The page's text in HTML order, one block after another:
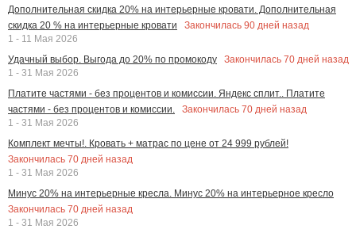
Дополнительная скидка 20% на интерьерные кровати. Дополнительная
скидка 20 % на интерьерные кровати
Закончилась 90 дней назад
1 - 11 Мая 2026
Удачный выбор. Выгода до 20% по промокоду
Закончилась 70 дней назад
1 - 31 Мая 2026
Платите частями - без процентов и комиссии. Яндекс сплит.. Платите
частями - без процентов и комиссии.
Закончилась 70 дней назад
1 - 31 Мая 2026
Комплект мечты!. Кровать + матрас по цене от 24 999 рублей!
Закончилась 70 дней назад
1 - 31 Мая 2026
Минус 20% на интерьерные кресла. Минус 20% на интерьерное кресло
Закончилась 70 дней назад
1 - 31 Мая 2026